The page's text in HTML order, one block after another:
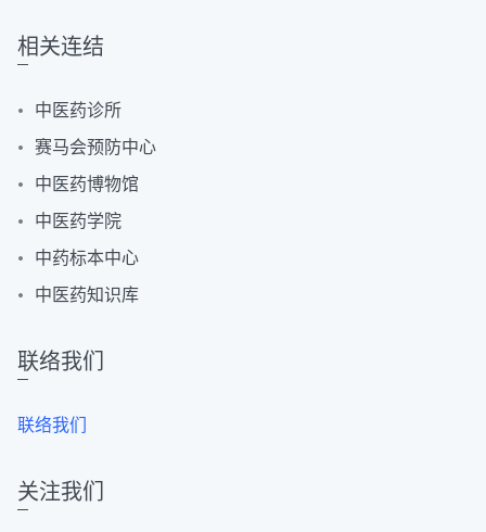
相关连结
中医药诊所
赛马会预防中心
中医药博物馆
中医药学院
中药标本中心
中医药知识库
联络我们
联络我们
关注我们